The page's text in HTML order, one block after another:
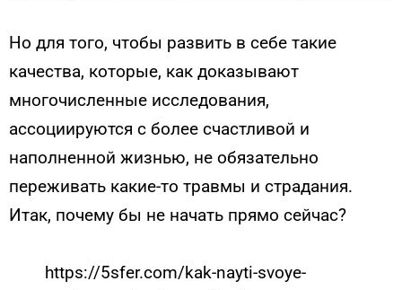
Но для того, чтобы развить в себе такие
качества, которые, как доказывают
многочисленные исследования,
ассоциируются с более счастливой и
наполненной жизнью, не обязательно
переживать какие-то травмы и страдания.
Итак, почему бы не начать прямо сейчас?
https://5sfer.com/kak-nayti-svoye-